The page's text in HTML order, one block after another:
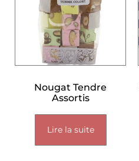
Nougat Tendre
Assortis
Lire la suite